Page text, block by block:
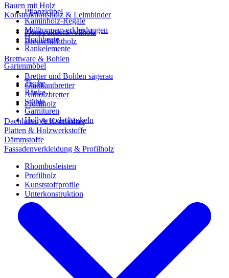
Pflanzkübel
Kaminholz-Regale
Mülltonnenverkleidungen
Hochbeete
Rankelemente
Gartenmöbel
Tische
Bänke
Stühle
Garnituren
Hollywoodschaukeln
Bauen mit Holz
Konstruktionsholz & Leimbinder
Konstruktionsvollholz
Brettschichtholz
Brettware & Bohlen
Bretter und Bohlen sägerau
Glattkantbretter
Altholzbretter
Profilholz
Dachlatten & Kanthölzer
Platten & Holzwerkstoffe
Dämmstoffe
Fassadenverkleidung & Profilholz
Rhombusleisten
Profilholz
Kunststoffprofile
Unterkonstruktion